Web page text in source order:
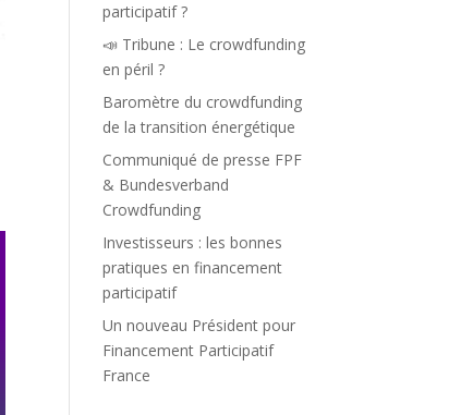
participatif ?
📣 Tribune : Le crowdfunding
en péril ?
Baromètre du crowdfunding
de la transition énergétique
Communiqué de presse FPF
& Bundesverband
Crowdfunding
Investisseurs : les bonnes
pratiques en financement
participatif
Un nouveau Président pour
Financement Participatif
France